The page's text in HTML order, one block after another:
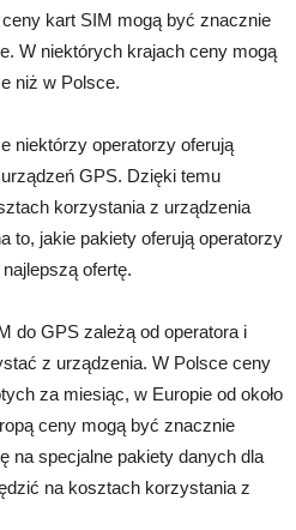
kart SIM mogą być znacznie
W niektórych krajach ceny mogą
niż w Polsce.
niektórzy operatorzy oferują
GPS. Dzięki temu
korzystania z urządzenia
to, jakie pakiety oferują operatorzy
ofertę.
do GPS zależą od operatora i
z urządzenia. W Polsce ceny
za miesiąc, w Europie od około
ceny mogą być znacznie
na specjalne pakiety danych dla
na kosztach korzystania z